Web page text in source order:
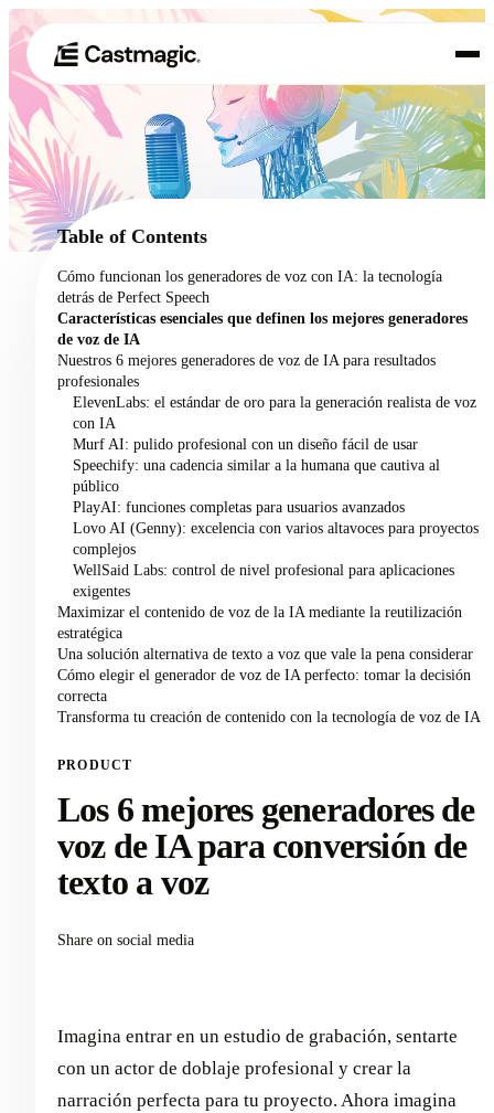
01 Producto
02 Casos de uso
Precios
Acerca de nosotros
Table of Contents
Cómo funcionan los generadores de voz con IA: la tecnología
detrás de Perfect Speech
Características esenciales que definen los mejores generadores
de voz de IA
Nuestros 6 mejores generadores de voz de IA para resultados
profesionales
ElevenLabs: el estándar de oro para la generación realista de voz
con IA
Murf AI: pulido profesional con un diseño fácil de usar
Speechify: una cadencia similar a la humana que cautiva al
público
PlayAI: funciones completas para usuarios avanzados
Lovo AI (Genny): excelencia con varios altavoces para proyectos
complejos
WellSaid Labs: control de nivel profesional para aplicaciones
exigentes
Maximizar el contenido de voz de la IA mediante la reutilización
estratégica
Una solución alternativa de texto a voz que vale la pena considerar
Cómo elegir el generador de voz de IA perfecto: tomar la decisión
correcta
Transforma tu creación de contenido con la tecnología de voz de IA
PRODUCT
Los 6 mejores generadores de
voz de IA para conversión de
texto a voz
Share on social media
Imagina entrar en un estudio de grabación, sentarte
con un actor de doblaje profesional y crear la
narración perfecta para tu proyecto. Ahora imagina